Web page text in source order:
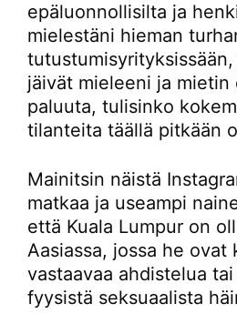
epäluonnollisilta ja
mielestäni hieman
jäivät mieleeni ja mietin
paluuta, tulisinko
tilanteita täällä pitkään
Mainitsin näistä
matkaa ja useampi
että Kuala Lumpur on
Aasiassa, jossa he ovat
vastaavaa ahdistelua
fyysistä seksuaalista